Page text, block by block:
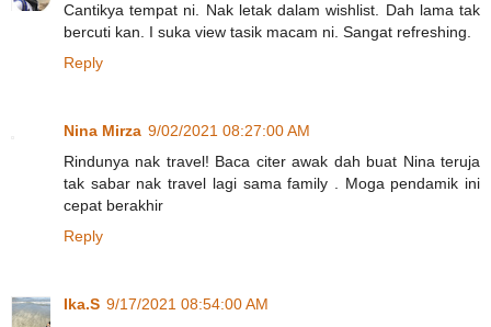
Cantikya tempat ni. Nak letak dalam wishlist. Dah lama tak
bercuti kan. I suka view tasik macam ni. Sangat refreshing.
Reply
Nina Mirza 9/02/2021 08:27:00 AM
Rindunya nak travel! Baca citer awak dah buat Nina teruja
tak sabar nak travel lagi sama family . Moga pendamik ini
cepat berakhir
Reply
Ika.S 9/17/2021 08:54:00 AM